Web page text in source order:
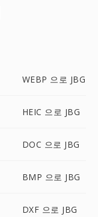
WEBP 으로 JBG
HEIC 으로 JBG
DOC 으로 JBG
BMP 으로 JBG
DXF 으로 JBG